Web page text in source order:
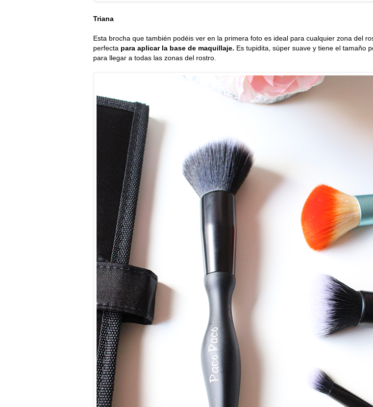
Triana
Esta brocha que también podéis ver en la primera foto es ideal para cualquier zona del
perfecta para aplicar la base de maquillaje. Es tupidita, súper suave y tiene el tamaño
para llegar a todas las zonas del rostro.